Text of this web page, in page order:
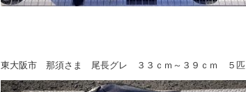
東大阪市 那須さま 尾長グレ ３３ｃｍ～３９ｃｍ ５匹